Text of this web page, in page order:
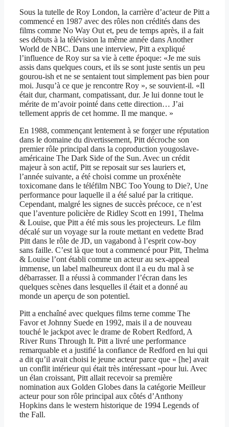
Sous la tutelle de Roy London, la carrière d’acteur de Pitt a
commencé en 1987 avec des rôles non crédités dans des
films comme No Way Out et, peu de temps après, il a fait
ses débuts à la télévision la même année dans Another
World de NBC. Dans une interview, Pitt a expliqué
l’influence de Roy sur sa vie à cette époque: «Je me suis
assis dans quelques cours, et ils se sont juste sentis un peu
gourou-ish et ne se sentaient tout simplement pas bien pour
moi. Jusqu’à ce que je rencontre Roy », se souvient-il. «Il
était dur, charmant, compatissant, dur. Je lui donne tout le
mérite de m’avoir pointé dans cette direction… J’ai
tellement appris de cet homme. Il me manque. »
En 1988, commençant lentement à se forger une réputation
dans le domaine du divertissement, Pitt décroche son
premier rôle principal dans la coproduction yougoslave-
américaine The Dark Side of the Sun. Avec un crédit
majeur à son actif, Pitt se reposait sur ses lauriers et,
l’année suivante, a été choisi comme un proxénète
toxicomane dans le téléfilm NBC Too Young to Die?, Une
performance pour laquelle il a été salué par la critique.
Cependant, malgré les signes de succès précoce, ce n’est
que l’aventure policière de Ridley Scott en 1991, Thelma
& Louise, que Pitt a été mis sous les projecteurs. Le film
décalé sur un voyage sur la route mettant en vedette Brad
Pitt dans le rôle de JD, un vagabond à l’esprit cow-boy
sans faille. C’est là que tout a commencé pour Pitt, Thelma
& Louise l’ont établi comme un acteur au sex-appeal
immense, un label malheureux dont il a eu du mal à se
débarrasser. Il a réussi à commander l’écran dans les
quelques scènes dans lesquelles il était et a donné au
monde un aperçu de son potentiel.
Pitt a enchaîné avec quelques films terne comme The
Favor et Johnny Suede en 1992, mais il a de nouveau
touché le jackpot avec le drame de Robert Redford, A
River Runs Through It. Pitt a livré une performance
remarquable et a justifié la confiance de Redford en lui qui
a dit qu’il avait choisi le jeune acteur parce que « [he] avait
un conflit intérieur qui était très intéressant »pour lui. Avec
un élan croissant, Pitt allait recevoir sa première
nomination aux Golden Globes dans la catégorie Meilleur
acteur pour son rôle principal aux côtés d’Anthony
Hopkins dans le western historique de 1994 Legends of
the Fall.